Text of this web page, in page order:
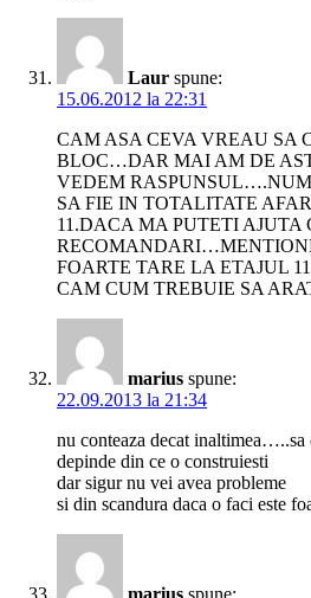
Laur spune:
15.06.2012 la 22:31
CAM ASA CEVA VREAU SA
BLOC…DAR MAI AM DE
VEDEM
SA FIE IN TOTALITATE
11.DACA MA PUTETI AJUTA
FOARTE TARE LA ETAJUL
CAM CUM TREBUIE SA
marius spune:
22.09.2013 la 21:34
nu conteaza decat
depinde din ce o construiesti
dar sigur nu vei avea probleme
si din scandura daca o faci este